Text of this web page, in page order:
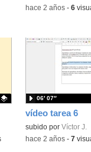
-hace 2 años- 6
vídeo tarea 6
Contenido educativo.
subido por Víctor J.
06′ 07″
-hace 2 años- 7